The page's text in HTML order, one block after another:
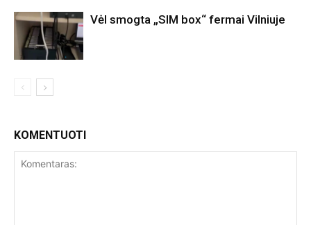
Vėl smogta „SIM box“ fermai Vilniuje
KOMENTUOTI